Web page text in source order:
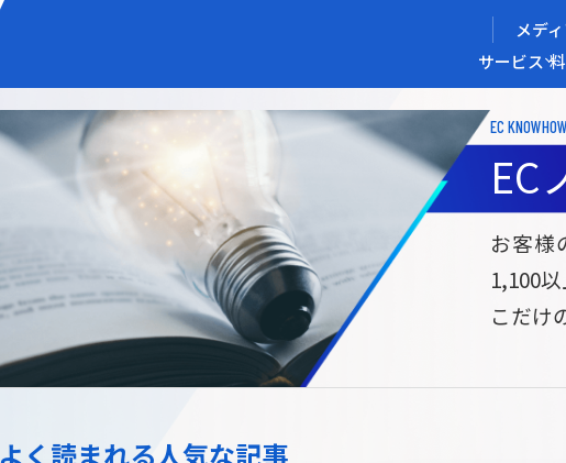
メデ
サービス
メディアコマースを実
サービス
BtoC向けECサイト構築
W2Commerce
Unified
サブスク/定期通販ECサ
Commerce
メディアコマースとは 選ばれる理
お役
EC KNOWHOW
EC
お客様
1,100
こだけ
よく読まれる人気な記事